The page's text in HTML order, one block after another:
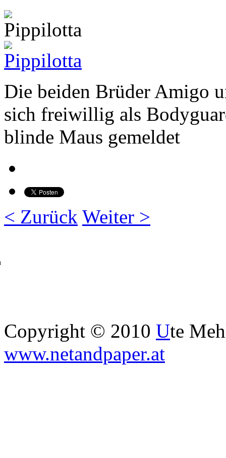
Die beiden Brüder Amigo
sich freiwillig als
blinde Maus gemeldet
< Zurück Weiter >
Copyright © 2010 Ute
www.netandpaper.at